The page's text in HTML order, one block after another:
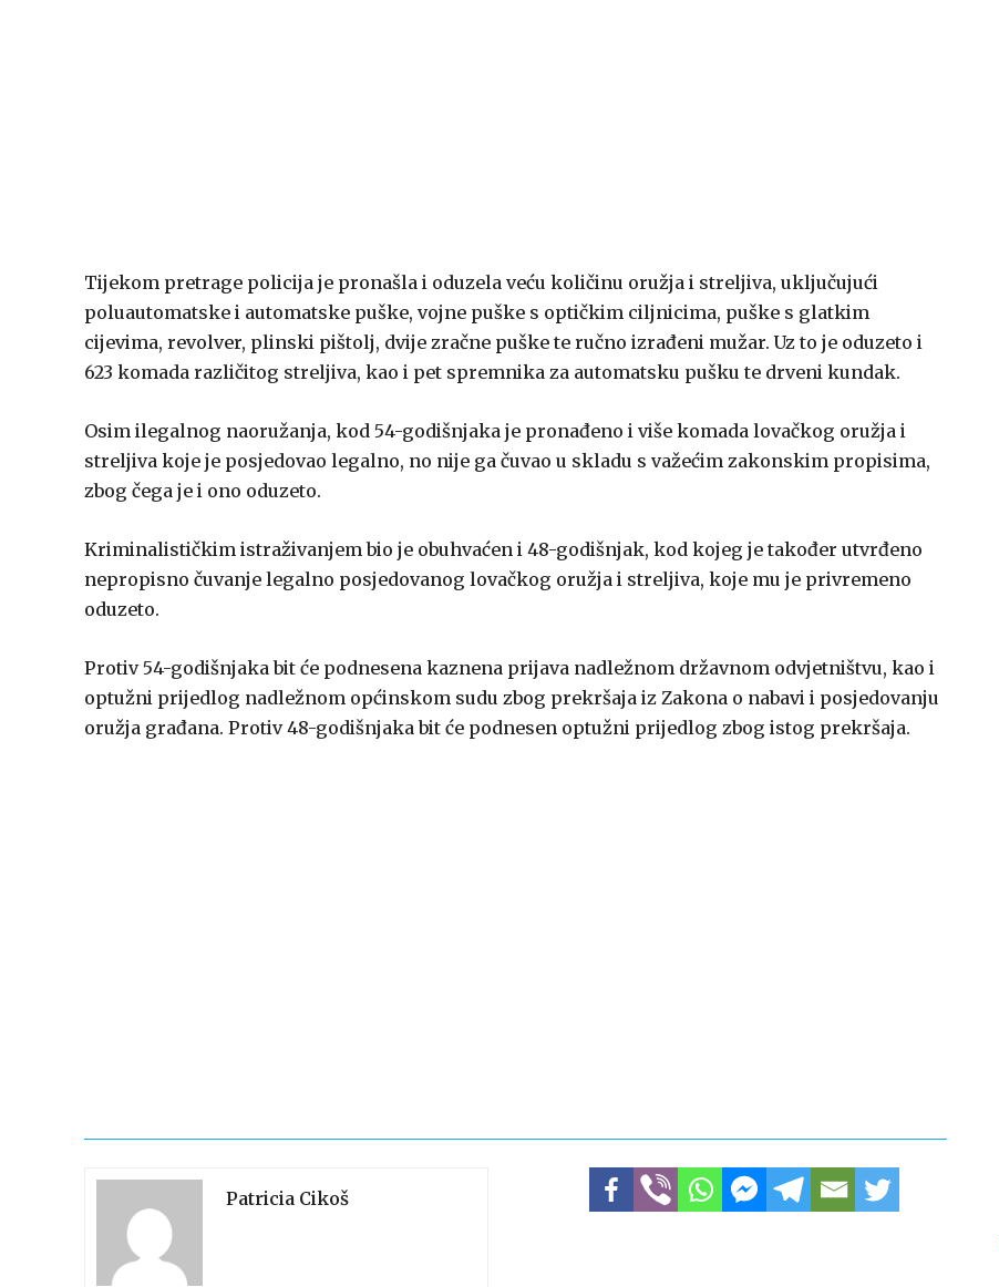
Tijekom pretrage policija je pronašla i oduzela veću količinu oružja i streljiva, uključujući
poluautomatske i automatske puške, vojne puške s optičkim ciljnicima, puške s glatkim
cijevima, revolver, plinski pištolj, dvije zračne puške te ručno izrađeni mužar. Uz to je oduzeto i
623 komada različitog streljiva, kao i pet spremnika za automatsku pušku te drveni kundak.
Osim ilegalnog naoružanja, kod 54-godišnjaka je pronađeno i više komada lovačkog oružja i
streljiva koje je posjedovao legalno, no nije ga čuvao u skladu s važećim zakonskim propisima,
zbog čega je i ono oduzeto.
Kriminalističkim istraživanjem bio je obuhvaćen i 48-godišnjak, kod kojeg je također utvrđeno
nepropisno čuvanje legalno posjedovanog lovačkog oružja i streljiva, koje mu je privremeno
oduzeto.
Protiv 54-godišnjaka bit će podnesena kaznena prijava nadležnom državnom odvjetništvu, kao i
optužni prijedlog nadležnom općinskom sudu zbog prekršaja iz Zakona o nabavi i posjedovanju
oružja građana. Protiv 48-godišnjaka bit će podnesen optužni prijedlog zbog istog prekršaja.
Patricia Cikoš